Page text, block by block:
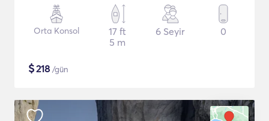
Orta Konsol
17 ft
5 m
6 Seyir 0
$218 /gün